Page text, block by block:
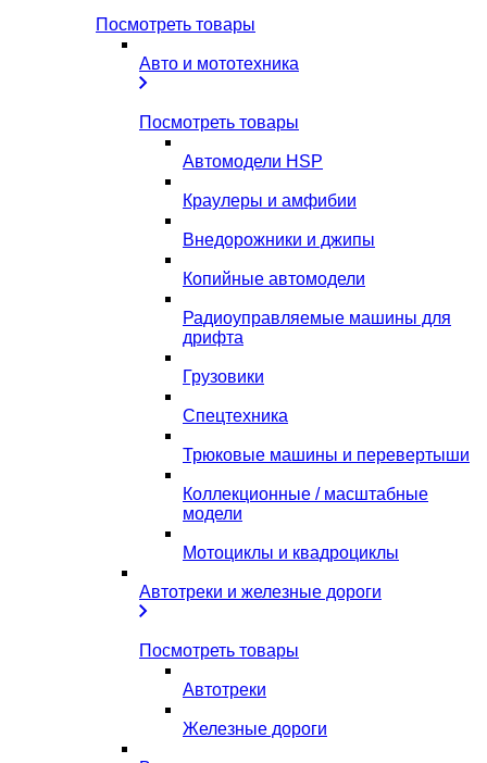
Посмотреть товары
Авто и мототехника
Посмотреть товары
Автомодели HSP
Краулеры и амфибии
Внедорожники и джипы
Копийные автомодели
Радиоуправляемые машины для
дрифта
Грузовики
Спецтехника
Трюковые машины и перевертыши
Коллекционные / масштабные
модели
Мотоциклы и квадроциклы
Автотреки и железные дороги
Посмотреть товары
Автотреки
Железные дороги